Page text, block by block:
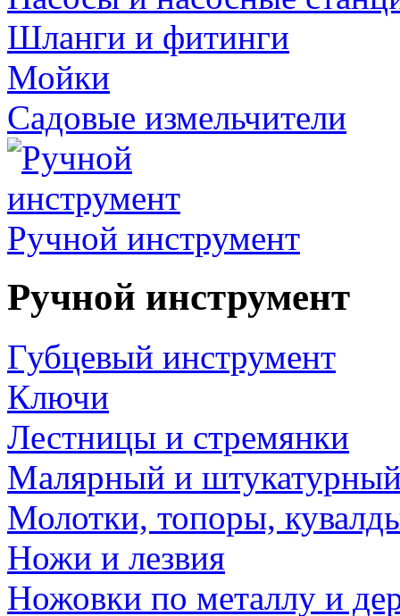
Шланги и фитинги
Мойки
Садовые измельчители
Ручной инструмент
Ручной инструмент
Губцевый инструмент
Ключи
Лестницы и стремянки
Малярный и
Молотки, топоры,
Ножи и лезвия
Ножовки по металлу и